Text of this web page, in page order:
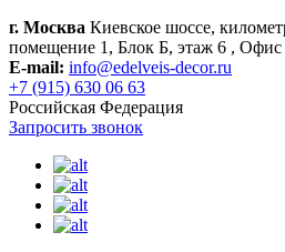
г. Москва Киевское шоссе,
помещение 1, Блок Б, этаж 6 ,
E-mail: info@edelveis-decor.ru
+7 (915) 630 06 63
Российская Федерация
Запросить звонок